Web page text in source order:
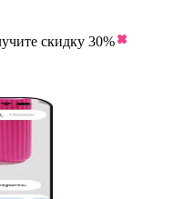
скидку 30%